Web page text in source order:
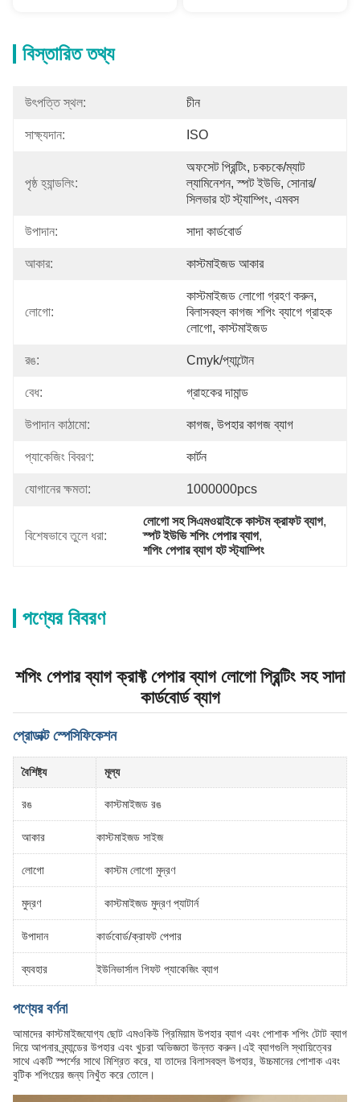
বিস্তারিত তথ্য
উৎপত্তি স্থল: চীন
সাক্ষ্যদান: ISO
পৃষ্ঠ হ্যান্ডলিং:
অফসেট প্রিন্টিং, চকচকে/ম্যাট
ল্যামিনেশন, স্পট ইউভি, সোনার/
সিলভার হট স্ট্যাম্পিং, এমবস
উপাদান: সাদা কার্ডবোর্ড
আকার: কাস্টমাইজড আকার
লোগো:
কাস্টমাইজড লোগো গ্রহণ করুন,
বিলাসবহুল কাগজ শপিং ব্যাগে গ্রাহক
লোগো, কাস্টমাইজড
রঙ: Cmyk/প্যান্টোন
বেধ: গ্রাহকের দামান্ড
উপাদান কাঠামো: কাগজ, উপহার কাগজ ব্যাগ
প্যাকেজিং বিবরণ: কার্টন
যোগানের ক্ষমতা: 1000000pcs
বিশেষভাবে তুলে ধরা:
লোগো সহ সিএমওয়াইকে কাস্টম ক্রাফট ব্যাগ,
স্পট ইউভি শপিং পেপার ব্যাগ,
শপিং পেপার ব্যাগ হট স্ট্যাম্পিং
পণ্যের বিবরণ
শপিং পেপার ব্যাগ ক্রাফ্ট পেপার ব্যাগ লোগো প্রিন্টিং সহ সাদা
কার্ডবোর্ড ব্যাগ
প্রোডাক্ট স্পেসিফিকেশন
বৈশিষ্ট্য মূল্য
রঙ কাস্টমাইজড রঙ
আকার কাস্টমাইজড সাইজ
লোগো কাস্টম লোগো মুদ্রণ
মুদ্রণ কাস্টমাইজড মুদ্রণ প্যাটার্ন
উপাদান কার্ডবোর্ড/ক্রাফট পেপার
ব্যবহার ইউনিভার্সাল গিফট প্যাকেজিং ব্যাগ
পণ্যের বর্ণনা
আমাদের কাস্টমাইজযোগ্য ছোট এমওকিউ প্রিমিয়াম উপহার ব্যাগ এবং পোশাক শপিং টোট ব্যাগ
দিয়ে আপনার ব্র্যান্ডের উপহার এবং খুচরা অভিজ্ঞতা উন্নত করুন।এই ব্যাগগুলি স্থায়িত্বের
সাথে একটি স্পর্শের সাথে মিশ্রিত করে, যা তাদের বিলাসবহুল উপহার, উচ্চমানের পোশাক এবং
বুটিক শপিংয়ের জন্য নিখুঁত করে তোলে।